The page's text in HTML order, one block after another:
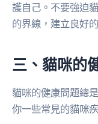
護自己。不要強迫
的界線，建立良好
三、貓咪的
貓咪的健康問題總
你一些常見的貓咪